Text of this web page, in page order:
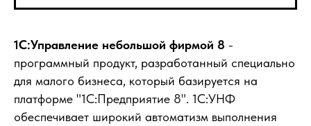
1С:Управление небольшой фирмой 8 -
программный продукт, разработанный специально
для малого бизнеса, который базируется на
платформе "1С:Предприятие 8". 1С:УНФ
обеспечивает широкий автоматизм выполнения